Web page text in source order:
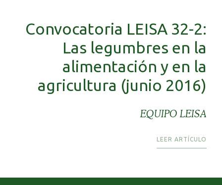
Convocatoria LEISA 32-2:
Las legumbres en la
alimentación y en la
agricultura (junio 2016)
EQUIPO LEISA
LEER ARTÍCULO